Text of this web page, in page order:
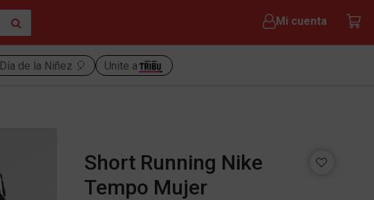
Mi cuenta
Día de la Niñez 🎈 Unite a
Short Running Nike
Tempo Mujer